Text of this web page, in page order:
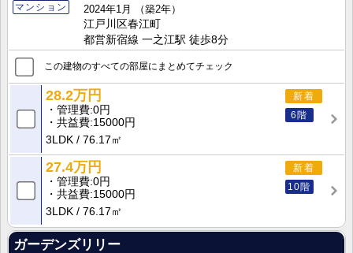
マンション
2024年1月
（築2年）
江戸川区春江町
都営新宿線 一之江駅 徒歩8分
この建物のすべての部屋にまとめてチェック
新着
6階
28.2万円
管理費 0円
共益費 15000円
3LDK
76.17㎡
新着
10階
27.4万円
管理費 0円
共益費 15000円
3LDK
76.17㎡
ガーデンズリリー